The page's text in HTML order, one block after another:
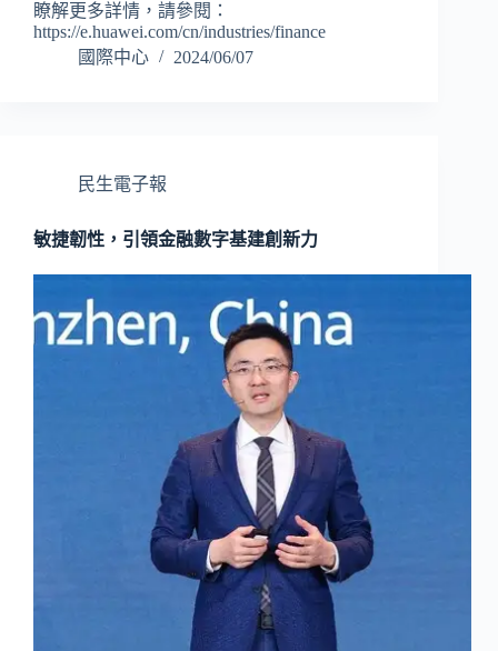
瞭解更多詳情，請參閱：
https://e.huawei.com/cn/industries/finance
國際中心
2024/06/07
民生電子報
敏捷韌性，引領金融數字基建創新力